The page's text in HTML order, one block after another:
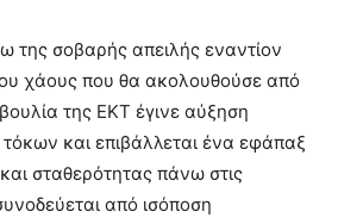
της σοβαρής απειλής εναντίον
χάους που θα ακολουθούσε από
της ΕΚΤ έγινε αύξηση
και επιβάλλεται ένα εφάπαξ
σταθερότητας πάνω στις
από ισόποση